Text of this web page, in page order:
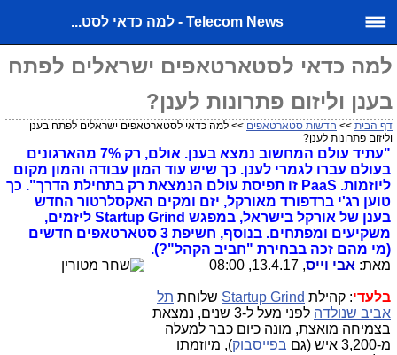
Telecom News - למה כדאי לסט...
למה כדאי לסטארטאפים ישראלים לפתח
בענן וליזום פתרונות לענן?
דף הבית >> חדשות סטארטאפים >> למה כדאי לסטארטאפים ישראלים לפתח בענן
וליזום פתרונות לענן?
"עתיד עולם המחשוב נמצא בענן. אולם, רק 7% מהארגונים
בעולם עברו לגמרי לענן. כך שיש עוד המון עבודה והמון מקום
ליוזמות. PaaS זו תפיסת עולם הנמצאת רק בתחילת הדרך". כך
טוען רג'י ברדפורד מאורקל, יזם ומקים האקסלרטור החדש
בענן של אורקל בישראל,
במפגש Startup Grind ליזמים,
משקיעים ומפתחים. בנוסף, חשיפת 3 סטארטאפים חדשים
(מי מהם זכה בבחירת "חביב הקהל"?).
מאת: אבי וייס, 13.4.17, 08:00
בלעדי: קהילת Startup Grind שלוחת תל
אביב שנולדה
לפני מעל ל-3 שנים, נמצאת
בצמיחה מואצת, מונה כיום כבר למעלה
מ-3,200 איש (גם
בפייסבוק), מיוזמתו